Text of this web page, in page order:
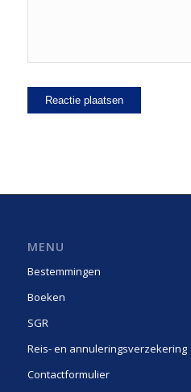
MENU
Bestemmingen
Boeken
SGR
Reis- en annuleringsverzekering
Contactformulier